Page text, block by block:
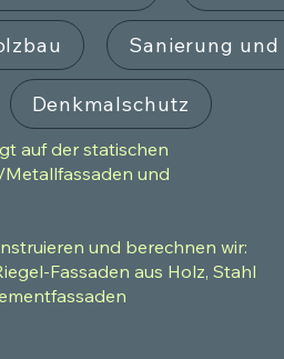
auf der statischen
und
und berechnen wir:
Fassaden aus Holz, Stahl
Sanierung und
Denkmalschutz